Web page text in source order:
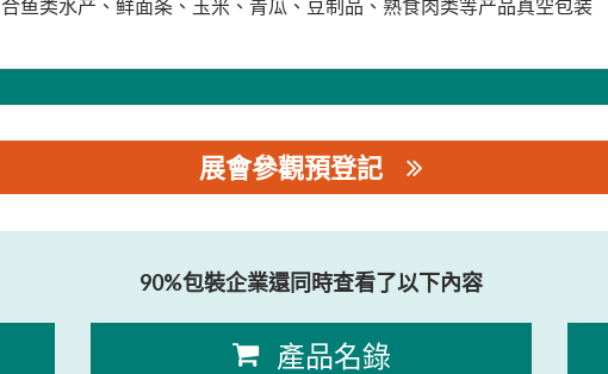
合鱼类水产、鲜面条、玉米、青瓜、豆制品、熟食肉类等产品真空包装
展會參觀預登記
90%包裝企業還同時查看了以下內容
產品名錄